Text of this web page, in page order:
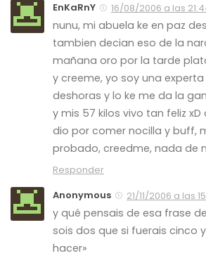
EnKaRnY
16/08/2006 a las
nunu, mi abuela ke en paz
tambien decian eso de la
mañana oro por la tarde
y creeme, yo soy una
deshoras y lo ke me da la
y mis 57 kilos vivo tan feliz
dio por comer nocilla y buff,
probado, creedme, nada de
Responder
Anonymous
21/11/2006 a las
y qué pensais de esa frase
sois dos que si fuerais cinco
hacer»